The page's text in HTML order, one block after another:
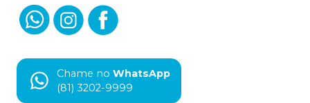
Chame no WhatsApp
(81) 3202-9999